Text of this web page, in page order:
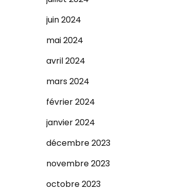
juin 2024
mai 2024
avril 2024
mars 2024
février 2024
janvier 2024
décembre 2023
novembre 2023
octobre 2023